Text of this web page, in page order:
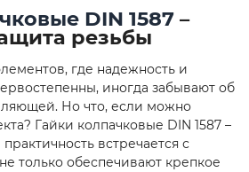
DIN 1587 –
резьбы
где надежность и
иногда забывают об
Но что, если можно
Гайки колпачковые DIN 1587 –
практичность встречается с
только обеспечивают крепкое